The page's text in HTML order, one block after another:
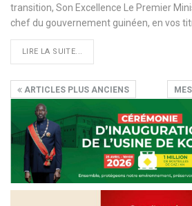
transition, Son Excellence Le Premier
chef du gouvernement guinéen, en vos
LIRE LA SUITE...
ARTICLES PLUS ANCIENS